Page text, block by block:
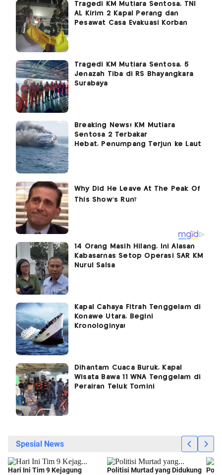
Tragedi KM Mutiara Sentosa, TNI
AL Kirim 2 Kapal Perang dan
Pesawat Casa Evakuasi Korban
Tragedi KM Mutiara Sentosa, 5
Jenazah Tiba di RS Bhayangkara
Surabaya
Breaking News! KM Mutiara
Sentosa 2 Terbakar
Hebat, Penumpang Terjun ke Laut
14 Orang Masih Hilang, Ini Alasan
Kabasarnas Setop Operasi SAR KM
Nurul Salsa
Kapal Cahaya Fitrah Tenggelam di
Konawe Utara, Begini
Kronologinya!
Dihantam Cuaca Buruk, Kapal
Wisata Bawa 11 WNA Tenggelam di
Perairan Teluk Tomini